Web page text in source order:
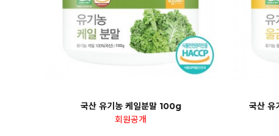
국산 유기농 케일분말 100g
회원공개
국산